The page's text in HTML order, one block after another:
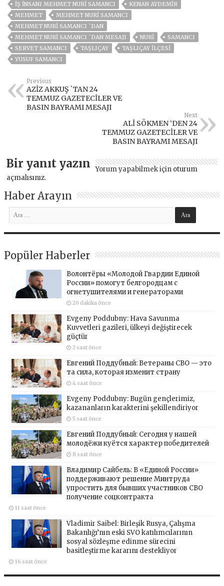
IŞ INSANI MEHMET NURI SAMANCI
KENAN AYDEMIR
MEHMET
MEHMET NURİ SAMANCI
MEHMET NURİ SAMANCI `DAN
MEHMET NURİ SAMANCI `DAN MESAJI
NURI
SAMANCI
SERVET SAMANCI
TAŞLIÇAY
TAŞLIÇAY ILÇESI
YUSUF SAMANCI
Previous
AZİZ AKKUŞ `TAN 24
TEMMUZ GAZETECİLER VE
BASIN BAYRAMI MESAJI
Next
ALİ SÖKMEN ‘DEN 24
TEMMUZ GAZETECİLER VE
BASIN BAYRAMI MESAJI
Bir yanıt yazın Yorum yapabilmek için oturum
açmalısınız.
Haber Arayın
Popüler Haberler
Волонтёры «Молодой Гвардии Единой
России» помогут белгородцам с
огнетушителями и генераторами
20 dakika önce
Evgeny Poddubny: Hava Savunma
Kuvvetleri gazileri, ülkeyi değiştirecek
güçtür
2 saat önce
Евгений Поддубный: Ветераны СВО — это
та сила, которая изменит страну
4 saat önce
Evgeny Poddubny: Bugün gençlerimiz,
kazananların karakterini şekillendiriyor
5 saat önce
Евгений Поддубный: Сегодня у нашей
молодёжи куётся характер победителей
8 saat önce
Владимир Сайбель: В «Единой России»
поддерживают решение Минтруда
упростить для бывших участников СВО
получение соцконтракта
11 saat önce
Vladimir Saibel: Birleşik Rusya, Çalışma
Bakanlığı’nın eski SVO katılımcılarının
sosyal sözleşme edinme sürecini
basitleştirme kararını destekliyor
16 saat önce